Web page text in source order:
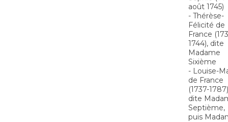
août 1745)
- Thérèse-
Félicité de
France
1744), dite
Madame
Sixième
- Louise-
de France
(1737-
dite
Septième,
puis